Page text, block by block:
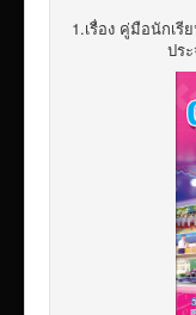
1.เรื่อง คู่มือนักเ
ปร